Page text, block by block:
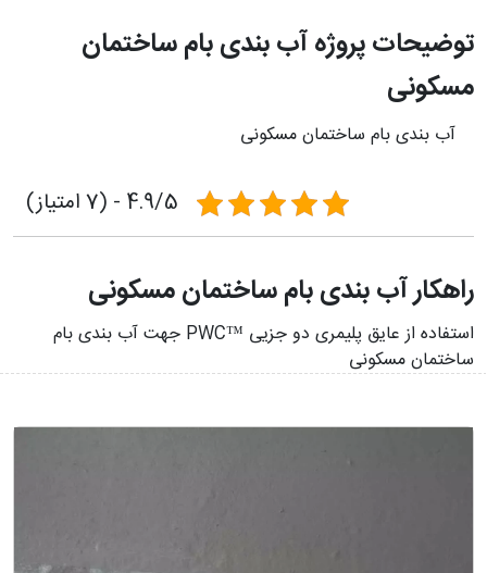
توضیحات پروژه آب بندی بام ساختمان
مسکونی
آب بندی بام ساختمان مسکونی
4.9/5 - (7 امتیاز)
راهکار آب بندی بام ساختمان مسکونی
استفاده از عایق پلیمری دو جزیی ™PWC جهت آب بندی بام
ساختمان مسکونی